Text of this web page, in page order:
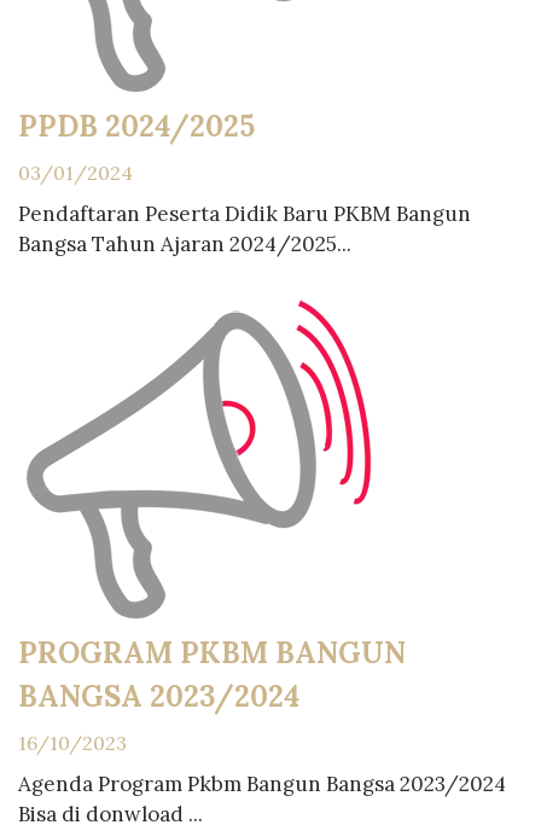
PPDB 2024/2025
03/01/2024
Pendaftaran Peserta Didik Baru PKBM Bangun
Bangsa Tahun Ajaran 2024/2025...
PROGRAM PKBM BANGUN
BANGSA 2023/2024
16/10/2023
Agenda Program Pkbm Bangun Bangsa 2023/2024
Bisa di donwload ...